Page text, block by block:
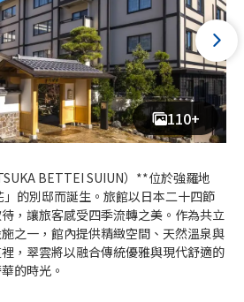
110+
BETTEI SUIUN）**位於強羅地
的別邸而誕生。旅館以日本二十四節
，讓旅客感受四季流轉之美。作為共立
之一，館內提供精緻空間、天然溫泉與
，翠雲將以融合傳統優雅與現代舒適的
的時光。